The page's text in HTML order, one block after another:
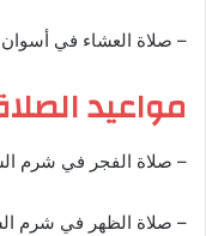
– صلاة العشاء في أسوان في
مواعيد
– صلاة الفجر في شرم الشيخ
– صلاة الظهر في شرم الشيخ